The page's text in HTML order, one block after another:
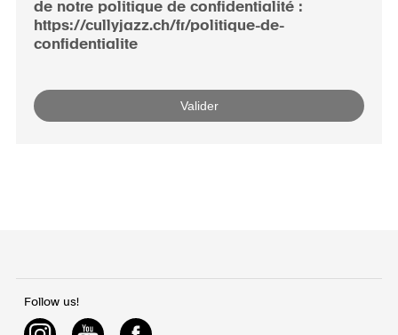
de notre politique de confidentialité :
https://cullyjazz.ch/fr/politique-de-
confidentialite
Follow us!